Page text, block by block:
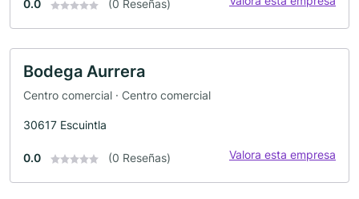
0.0 (0 Reseñas)
Bodega Aurrera
Centro comercial · Centro comercial
30617 Escuintla
0.0 (0 Reseñas) Valora esta empresa